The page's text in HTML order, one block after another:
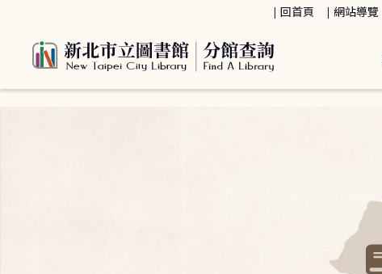
回首頁 網站導覽